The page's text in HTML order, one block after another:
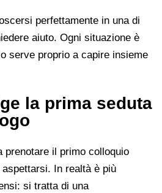
perfettamente in una di
aiuto. Ogni situazione è
serve proprio a capire insieme
la prima seduta
prenotare il primo colloquio
In realtà è più
si tratta di una